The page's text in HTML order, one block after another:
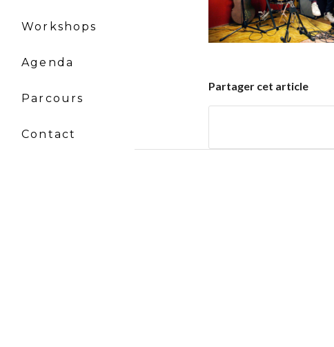
Workshops
Agenda
Parcours
Contact
Partager cet article